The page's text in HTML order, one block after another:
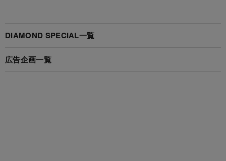
DIAMOND SPECIAL一覧
広告企画一覧